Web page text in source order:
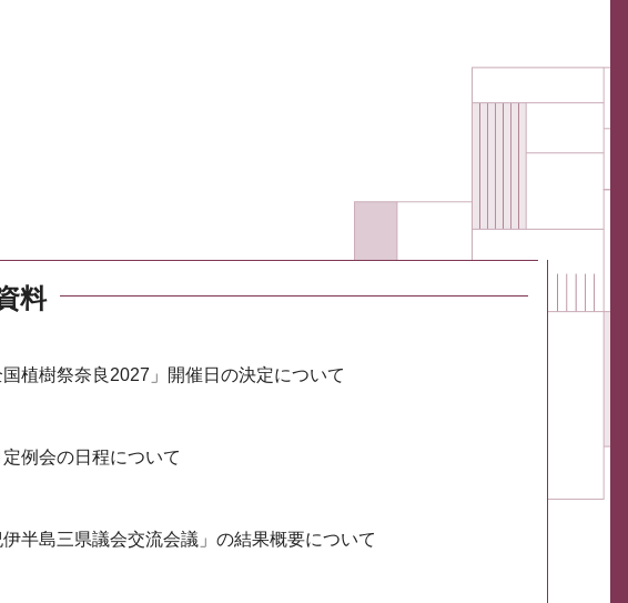
料
国植樹祭奈良2027」開催日の決定について
例会の日程について
伊半島三県議会交流会議」の結果概要について